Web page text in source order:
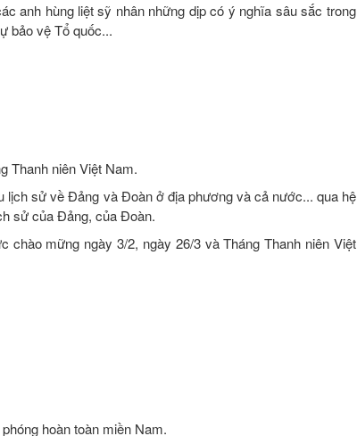
anh hùng liệt sỹ nhân những dịp có ý nghĩa sâu sắc trong
bảo vệ Tổ quốc...
Thanh niên Việt Nam.
lịch sử về Đảng và Đoàn ở địa phương và cả nước... qua hệ
sử của Đảng, của Đoàn.
mững ngày 3/2, ngày 26/3 và Tháng Thanh niên Việt
hoàn toàn miền Nam.